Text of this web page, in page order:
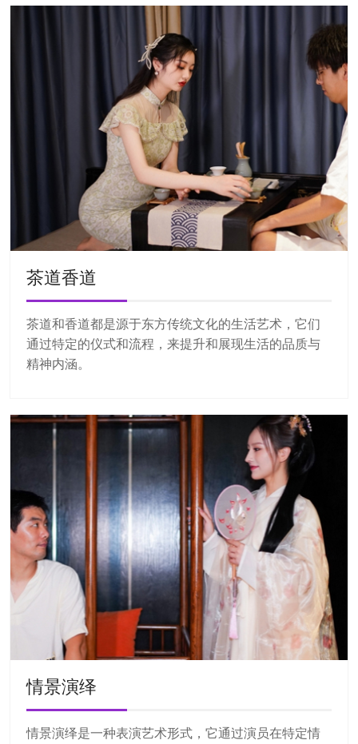
茶道香道
茶道和香道都是源于东方传统文化的生活艺术，它们
通过特定的仪式和流程，来提升和展现生活的品质与
精神内涵。
情景演绎
情景演绎是一种表演艺术形式，它通过演员在特定情